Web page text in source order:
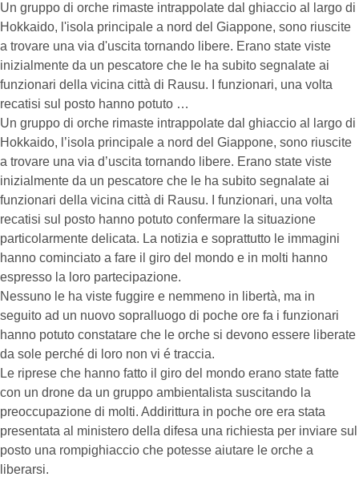
Un gruppo di orche rimaste intrappolate dal ghiaccio al largo di
Hokkaido, l'isola principale a nord del Giappone, sono riuscite
a trovare una via d'uscita tornando libere. Erano state viste
inizialmente da un pescatore che le ha subito segnalate ai
funzionari della vicina città di Rausu. I funzionari, una volta
recatisi sul posto hanno potuto …
Un gruppo di orche rimaste intrappolate dal ghiaccio al largo di
Hokkaido, l’isola principale a nord del Giappone, sono riuscite
a trovare una via d’uscita tornando libere. Erano state viste
inizialmente da un pescatore che le ha subito segnalate ai
funzionari della vicina città di Rausu. I funzionari, una volta
recatisi sul posto hanno potuto confermare la situazione
particolarmente delicata. La notizia e soprattutto le immagini
hanno cominciato a fare il giro del mondo e in molti hanno
espresso la loro partecipazione.
Nessuno le ha viste fuggire e nemmeno in libertà, ma in
seguito ad un nuovo sopralluogo di poche ore fa i funzionari
hanno potuto constatare che le orche si devono essere liberate
da sole perché di loro non vi é traccia.
Le riprese che hanno fatto il giro del mondo erano state fatte
con un drone da un gruppo ambientalista suscitando la
preoccupazione di molti. Addirittura in poche ore era stata
presentata al ministero della difesa una richiesta per inviare sul
posto una rompighiaccio che potesse aiutare le orche a
liberarsi.